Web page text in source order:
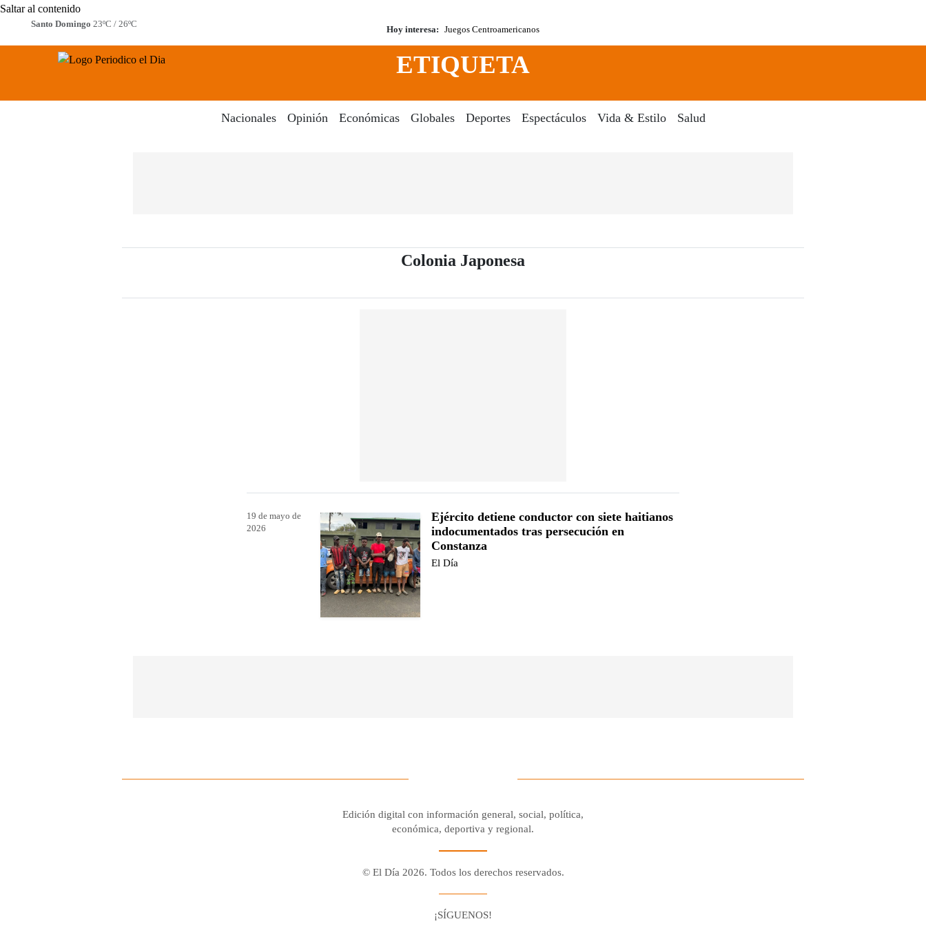
Saltar al contenido
Santo Domingo 23ºC / 26ºC
Hoy interesa: Juegos Centroamericanos
Search
ETIQUETA
Nacionales Opinión Económicas Globales Deportes Espectáculos Vida & Estilo Salud
Colonia Japonesa
19 de mayo de
2026
Ejército detiene conductor con siete haitianos
indocumentados tras persecución en
Constanza
El Día
Edición digital con información general, social, política,
económica, deportiva y regional.
© El Día 2026. Todos los derechos reservados.
¡SÍGUENOS!